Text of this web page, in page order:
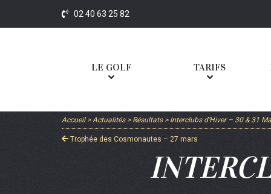
02 40 63 25 82
LE GOLF TARIFS
Accueil>Actualités> Résultats> Interclubs d’Hiver – 30 & 31
Trophée des Cosmonautes – 27 mars